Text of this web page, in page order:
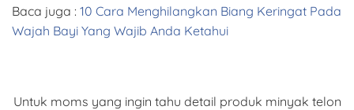
Baca juga : 10 Cara Menghilangkan Biang Keringat Pada
Wajah Bayi Yang Wajib Anda Ketahui
Untuk moms yang ingin tahu detail produk minyak telon